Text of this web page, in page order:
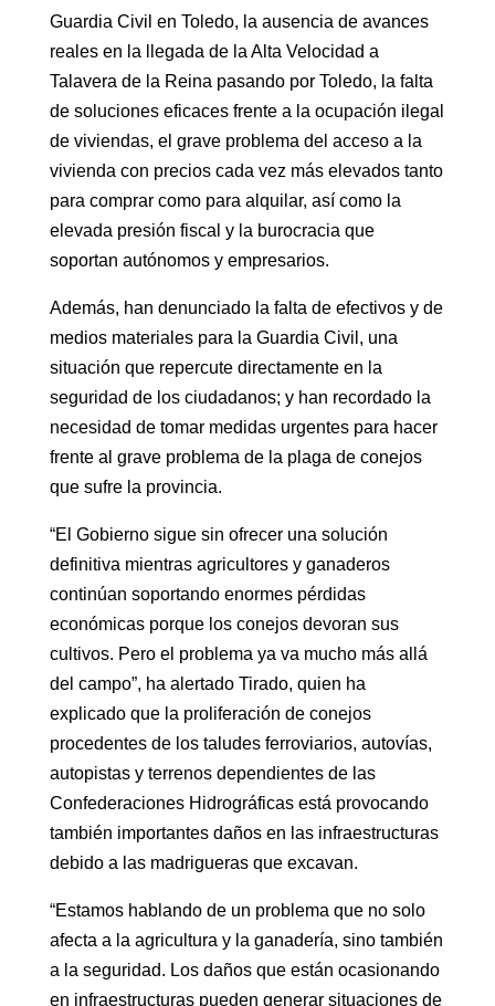
Guardia Civil en Toledo, la ausencia de avances
reales en la llegada de la Alta Velocidad a
Talavera de la Reina pasando por Toledo, la falta
de soluciones eficaces frente a la ocupación ilegal
de viviendas, el grave problema del acceso a la
vivienda con precios cada vez más elevados tanto
para comprar como para alquilar, así como la
elevada presión fiscal y la burocracia que
soportan autónomos y empresarios.
Además, han denunciado la falta de efectivos y de
medios materiales para la Guardia Civil, una
situación que repercute directamente en la
seguridad de los ciudadanos; y han recordado la
necesidad de tomar medidas urgentes para hacer
frente al grave problema de la plaga de conejos
que sufre la provincia.
“El Gobierno sigue sin ofrecer una solución
definitiva mientras agricultores y ganaderos
continúan soportando enormes pérdidas
económicas porque los conejos devoran sus
cultivos. Pero el problema ya va mucho más allá
del campo”, ha alertado Tirado, quien ha
explicado que la proliferación de conejos
procedentes de los taludes ferroviarios, autovías,
autopistas y terrenos dependientes de las
Confederaciones Hidrográficas está provocando
también importantes daños en las infraestructuras
debido a las madrigueras que excavan.
“Estamos hablando de un problema que no solo
afecta a la agricultura y la ganadería, sino también
a la seguridad. Los daños que están ocasionando
en infraestructuras pueden generar situaciones de